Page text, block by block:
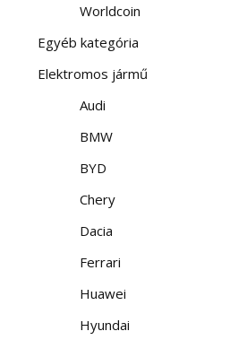
Worldcoin
Egyéb kategória
Elektromos jármű
Audi
BMW
BYD
Chery
Dacia
Ferrari
Huawei
Hyundai